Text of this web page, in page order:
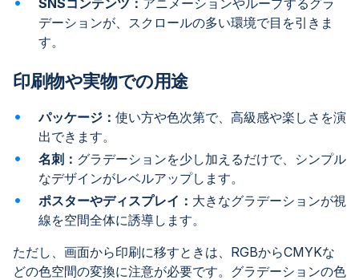
デーションが、スクロールの多い環境で目を引きま
す。
印刷物や実物での用途
パッケージ： 使い方や色次第で、高級感や楽しさを演
出できます。
名刺： グラデーションを少し加えるだけで、シンプル
なデザインがレベルアップします。
ポスターやディスプレイ： 大きなグラデーションが視
線を空間全体に誘導します。
ただし、画面から印刷に移すときは、RGBからCMYKな
どの色空間の変換に注意が必要です。グラデーションの色